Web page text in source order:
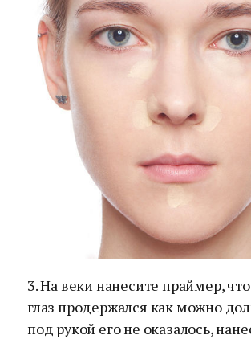
3. На веки нанесите праймер,
глаз продержался как можно
под рукой его не оказалось,